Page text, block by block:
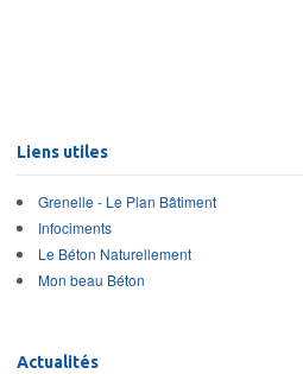
Liens utiles
Grenelle - Le Plan Bâtiment
Infociments
Le Béton Naturellement
Mon beau Béton
Actualités